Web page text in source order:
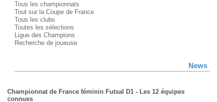
Tous les championnats
Tout sur la Coupe de France
Tous les clubs
Toutes les sélections
Ligue des Champions
Recherche de joueuse
News
Championnat de France féminin Futsal D1 - Les 12 équipes
connues